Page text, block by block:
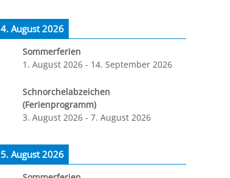
4. August 2026
Sommerferien
1. August 2026- 14. September 2026
Schnorchelabzeichen
(Ferienprogramm)
3. August 2026- 7. August 2026
5. August 2026